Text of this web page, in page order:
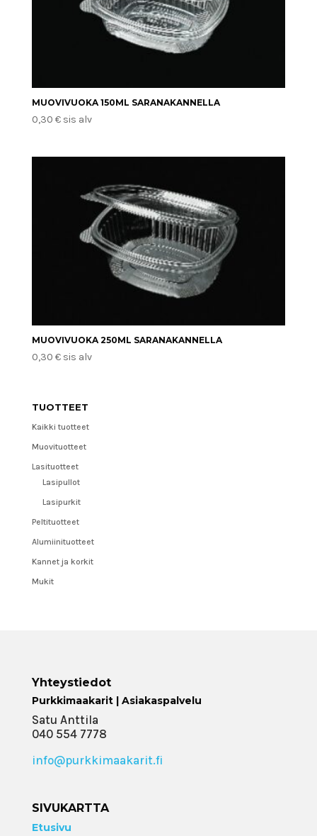
MUOVIVUOKA 150ML SARANAKANNELLA
0,30 € sis alv
MUOVIVUOKA 250ML SARANAKANNELLA
0,30 € sis alv
TUOTTEET
Kaikki tuotteet
Muovituotteet
Lasituotteet
Lasipullot
Lasipurkit
Peltituotteet
Alumiinituotteet
Kannet ja korkit
Mukit
Yhteystiedot
Purkkimaakarit | Asiakaspalvelu
Satu Anttila
040 554 7778
info@purkkimaakarit.fi
SIVUKARTTA
Etusivu